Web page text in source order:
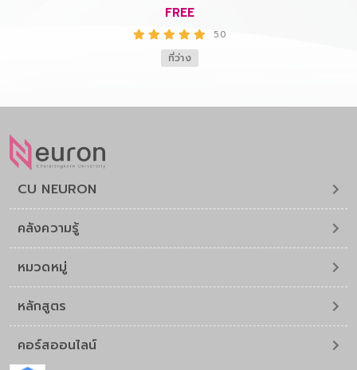
FREE
5.0
ที่ว่าง
CU NEURON
คลังความรู้
หมวดหมู่
หลักสูตร
คอร์สออนไลน์